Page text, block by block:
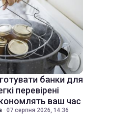
банки для
перевірені
ваш час
· 07 серпня 2026, 14:36